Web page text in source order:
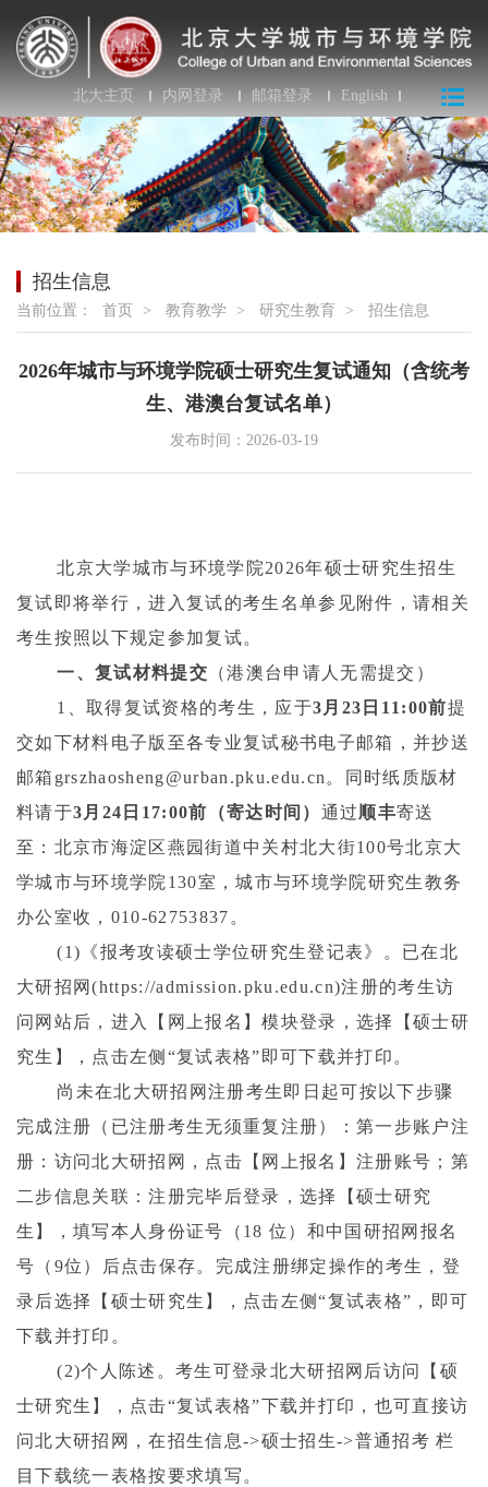
北大主页 内网登录 邮箱登录 English
招生信息
当前位置： 首页 > 教育教学 > 研究生教育 > 招生信息
2026年城市与环境学院硕士研究生复试通知（含统考
生、港澳台复试名单）
发布时间：2026-03-19
北京大学城市与环境学院2026年硕士研究生招生
复试即将举行，进入复试的考生名单参见附件，请相关
考生按照以下规定参加复试。
一、复试材料提交 （港澳台申请人无需提交）
1
、取得复试资格的考生，应于3 月 23 日 11:00前提
交如下材料电子版至各专业复试秘书电子邮箱，并抄送
邮箱 grszhaosheng@urban.pku.edu.cn 。同时纸质版材
料请于3 月 24 日 17:00前（寄达时间） 通过顺丰寄送
至：北京市海淀区燕园街道中关村北大街100号北京大
学城市与环境学院 130室，城市与环境学院研究生教务
办公室收， 010-62753837 。
(1) 《报考攻读硕士学位研究生登记表》。已在北
大研招网(https://admission.pku.edu.cn)注册的考生访
问网站后，进入【网上报名】模块登录，选择【硕士研
究生】，点击左侧“复试表格”即可下载并打印。
尚未在北大研招网注册考生即日起可按以下步骤
完成注册（已注册考生无须重复注册）：第一步账户注
册：访问北大研招网，点击【网上报名】注册账号；第
二步信息关联：注册完毕后登录，选择【硕士研究
生】，填写本人身份证号（ 18 位）和中国研招网报名
号（ 9位）后点击保存。完成注册绑定操作的考生，登
录后选择【硕士研究生】，点击左侧“复试表格”，即可
下载并打印。
(2)个人陈述。考生可登录北大研招网后访问【硕
士研究生】，点击“复试表格”下载并打印，也可直接访
问北大研招网，在招生信息->硕士招生->普通招考 栏
目下载统一表格按要求填写。